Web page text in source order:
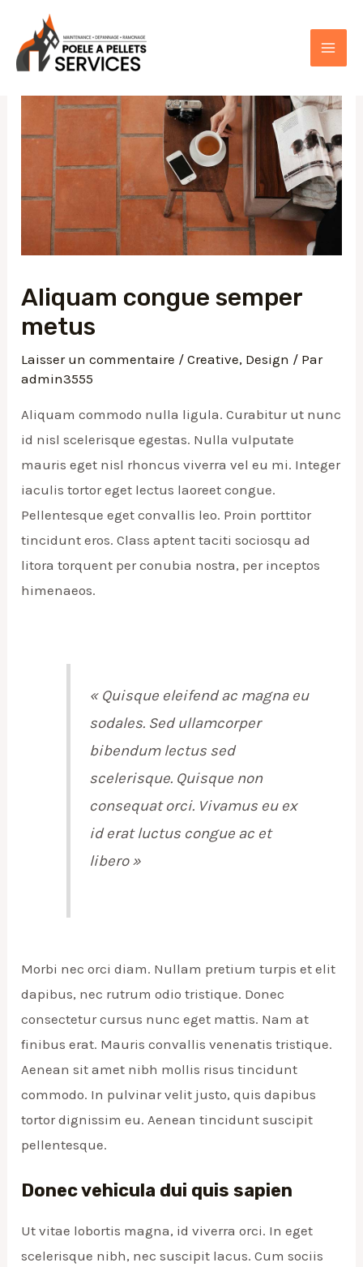
contenu
Aliquam congue semper
metus
Laisser un commentaire /Creative, Design / Par
admin3555
Aliquam commodo nulla ligula. Curabitur ut nunc
id nisl scelerisque egestas. Nulla vulputate
mauris eget nisl rhoncus viverra vel eu mi. Integer
iaculis tortor eget lectus laoreet congue.
Pellentesque eget convallis leo. Proin porttitor
tincidunt eros. Class aptent taciti sociosqu ad
litora torquent per conubia nostra, per inceptos
himenaeos.
« Quisque eleifend ac magna eu
sodales. Sed ullamcorper
bibendum lectus sed
scelerisque. Quisque non
consequat orci. Vivamus eu ex
id erat luctus congue ac et
libero »
Morbi nec orci diam. Nullam pretium turpis et elit
dapibus, nec rutrum odio tristique. Donec
consectetur cursus nunc eget mattis. Nam at
finibus erat. Mauris convallis venenatis tristique.
Aenean sit amet nibh mollis risus tincidunt
commodo. In pulvinar velit justo, quis dapibus
tortor dignissim eu. Aenean tincidunt suscipit
pellentesque.
Donec vehicula dui quis sapien
Ut vitae lobortis magna, id viverra orci. In eget
scelerisque nibh, nec suscipit lacus. Cum sociis